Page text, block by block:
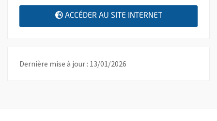
ACCÉDER AU SITE INTERNET , OUVRE UNE
Dernière mise à jour : 13/01/2026